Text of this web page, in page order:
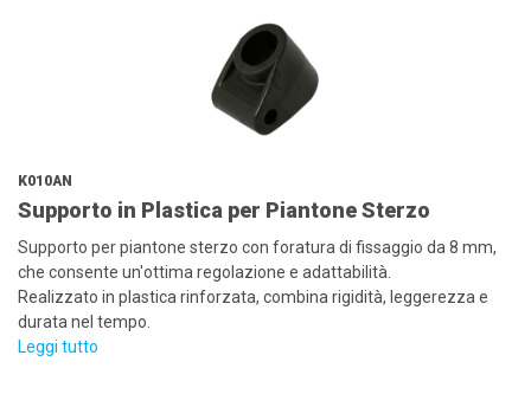
K010AN
Supporto in Plastica per Piantone Sterzo
Supporto per piantone sterzo con foratura di fissaggio da 8 mm,
che consente un'ottima regolazione e adattabilità.
Realizzato in plastica rinforzata, combina rigidità, leggerezza e
durata nel tempo.
Leggi tutto